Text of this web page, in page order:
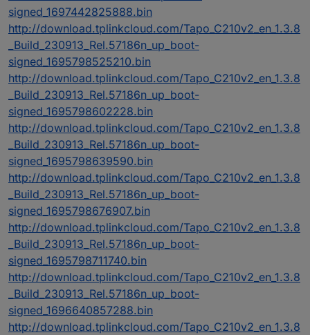
signed_1697442825888.bin
http://download.tplinkcloud.com/Tapo_C210v2_en_1.3.8
_Build_230913_Rel.57186n_up_boot-
signed_1695798525210.bin
http://download.tplinkcloud.com/Tapo_C210v2_en_1.3.8
_Build_230913_Rel.57186n_up_boot-
signed_1695798602228.bin
http://download.tplinkcloud.com/Tapo_C210v2_en_1.3.8
_Build_230913_Rel.57186n_up_boot-
signed_1695798639590.bin
http://download.tplinkcloud.com/Tapo_C210v2_en_1.3.8
_Build_230913_Rel.57186n_up_boot-
signed_1695798676907.bin
http://download.tplinkcloud.com/Tapo_C210v2_en_1.3.8
_Build_230913_Rel.57186n_up_boot-
signed_1695798711740.bin
http://download.tplinkcloud.com/Tapo_C210v2_en_1.3.8
_Build_230913_Rel.57186n_up_boot-
signed_1696640857288.bin
http://download.tplinkcloud.com/Tapo_C210v2_en_1.3.8